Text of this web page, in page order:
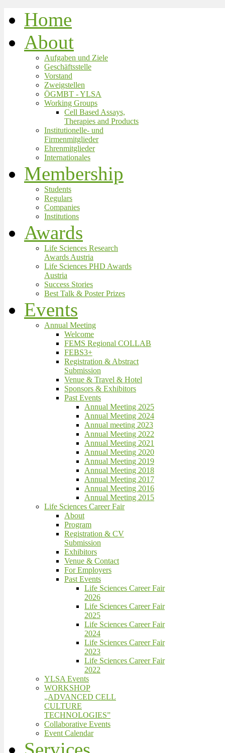
Home
About
Aufgaben und Ziele
Geschäftsstelle
Vorstand
Zweigstellen
ÖGMBT - YLSA
Working Groups
Cell Based Assays,
Therapies and Products
Institutionelle- und
Firmenmitglieder
Ehrenmitglieder
Internationales
Membership
Students
Regulars
Companies
Institutions
Awards
Life Sciences Research
Awards Austria
Life Sciences PHD Awards
Austria
Success Stories
Best Talk & Poster Prizes
Events
Annual Meeting
Welcome
FEMS Regional COLLAB
FEBS3+
Registration & Abstract
Submission
Venue & Travel & Hotel
Sponsors & Exhibitors
Past Events
Annual Meeting 2025
Annual Meeting 2024
Annual meeting 2023
Annual Meeting 2022
Annual Meeting 2021
Annual Meeting 2020
Annual Meeting 2019
Annual Meeting 2018
Annual Meeting 2017
Annual Meeting 2016
Annual Meeting 2015
Life Sciences Career Fair
About
Program
Registration & CV
Submission
Exhibitors
Venue & Contact
For Employers
Past Events
Life Sciences Career Fair
2026
Life Sciences Career Fair
2025
Life Sciences Career Fair
2024
Life Sciences Career Fair
2023
Life Sciences Career Fair
2022
YLSA Events
WORKSHOP
„ADVANCED CELL
CULTURE
TECHNOLOGIES”
Collaborative Events
Event Calendar